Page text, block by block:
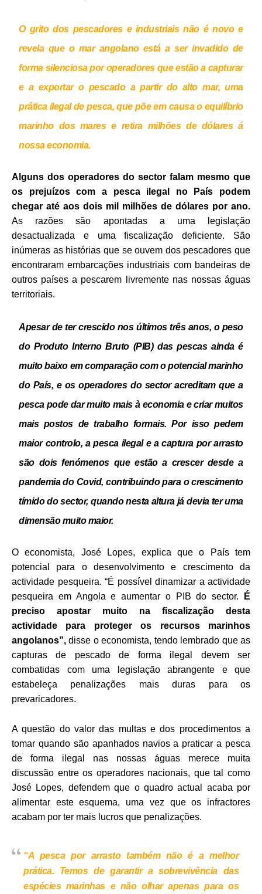
O grito dos pescadores e industriais não é novo e
revela que o mar angolano está a ser invadido de
forma silenciosa por operadores que estão a capturar
e a exportar o pescado a partir do alto mar, uma
prática ilegal de pesca, que põe em causa o equilíbrio
marinho dos mares e retira milhões de dólares á
nossa economia.
Alguns dos operadores do sector falam mesmo que
os prejuízos com a pesca ilegal no País podem
chegar até aos dois mil milhões de dólares por ano.
As razões são apontadas a uma legislação
desactualizada e uma fiscalização deficiente. São
inúmeras as histórias que se ouvem dos pescadores que
encontraram embarcações industriais com bandeiras de
outros países a pescarem livremente nas nossas águas
territoriais.
Apesar de ter crescido nos últimos três anos, o peso
do Produto Interno Bruto (PIB) das pescas ainda é
muito baixo em comparação com o potencial marinho
do País, e os operadores do sector acreditam que a
pesca pode dar muito mais à economia e criar muitos
mais postos de trabalho formais. Por isso pedem
maior controlo, a pesca ilegal e a captura por arrasto
são dois fenómenos que estão a crescer desde a
pandemia do Covid, contribuindo para o crescimento
tímido do sector, quando nesta altura já devia ter uma
dimensão muito maior.
O economista, José Lopes, explica que o País tem
potencial para o desenvolvimento e crescimento da
actividade pesqueira. “É possível dinamizar a actividade
pesqueira em Angola e aumentar o PIB do sector. É
preciso apostar muito na fiscalização desta
actividade para proteger os recursos marinhos
angolanos”, disse o economista, tendo lembrado que as
capturas de pescado de forma ilegal devem ser
combatidas com uma legislação abrangente e que
estabeleça penalizações mais duras para os
prevaricadores.
A questão do valor das multas e dos procedimentos a
tomar quando são apanhados navios a praticar a pesca
de forma ilegal nas nossas águas merece muita
discussão entre os operadores nacionais, que tal como
José Lopes, defendem que o quadro actual acaba por
alimentar este esquema, uma vez que os infractores
acabam por ter mais lucros que penalizações.
“A pesca por arrasto também não é a melhor
prática. Temos de garantir a sobrevivência das
espécies marinhas e não olhar apenas para os